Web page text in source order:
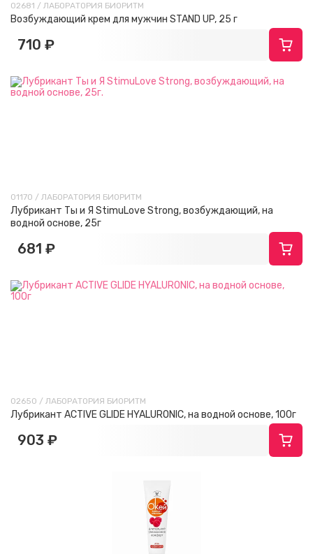
02681 / ЛАБОРАТОРИЯ БИОРИТМ
Возбуждающий крем для мужчин STAND UP, 25 г
710 ₽
01170 / ЛАБОРАТОРИЯ БИОРИТМ
Лубрикант Ты и Я StimuLove Strong, возбуждающий, на
водной основе, 25г
681 ₽
02650 / ЛАБОРАТОРИЯ БИОРИТМ
Лубрикант ACTIVE GLIDE HYALURONIC, на водной основе, 100г
903 ₽